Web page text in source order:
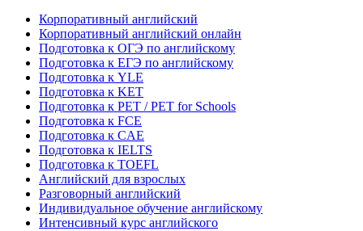
Корпоративный английский
Корпоративный английский онлайн
Подготовка к ОГЭ по английскому
Подготовка к ЕГЭ по английскому
Подготовка к YLE
Подготовка к KET
Подготовка к PET / PET for Schools
Подготовка к FCE
Подготовка к CAE
Подготовка к IELTS
Подготовка к TOEFL
Английский для взрослых
Разговорный английский
Индивидуальное обучение английскому
Интенсивный курс английского